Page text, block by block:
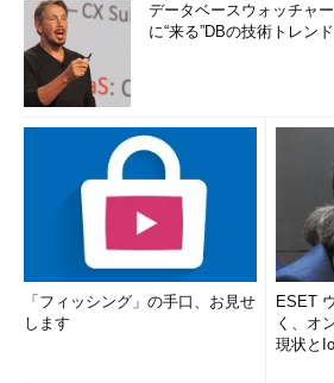
データベースウォッチャ
に“来る”DBの技術トレン
「フィッシング」の手口、お見せ
します
ESET
く、オ
現状と